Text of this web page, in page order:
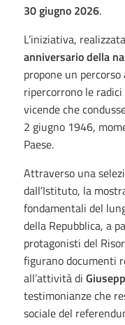
30 giugno 2026.
L’iniziativa,
anniversario della
propone un
ripercorrono le
vicende che
2 giugno 1946,
Paese.
Attraverso una
dall’Istituto, la
fondamentali del
della Repubblica, a
protagonisti del
figurano documenti
all’attività di
testimonianze che
sociale del